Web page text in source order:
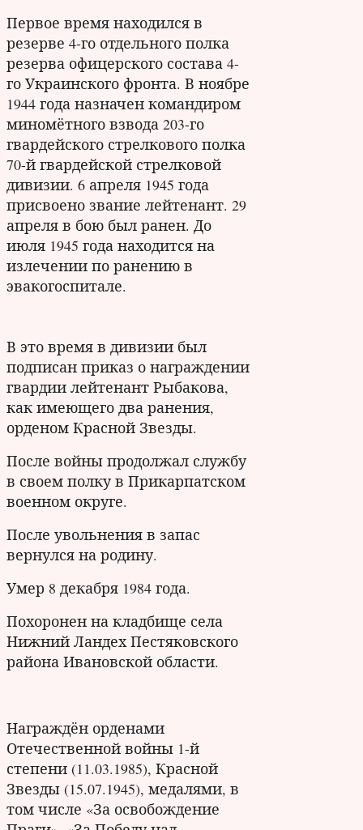
Первое время находился в
резерве 4-го отдельного полка
резерва офицерского состава 4-
го Украинского фронта. В ноябре
1944 года назначен командиром
миномётного взвода 203-го
гвардейского стрелкового полка
70-й гвардейской стрелковой
дивизии. 6 апреля 1945 года
присвоено звание лейтенант. 29
апреля в бою был ранен. До
июля 1945 года находится на
излечении по ранению в
эвакогоспитале.
В это время в дивизии был
подписан приказ о награждении
гвардии лейтенант Рыбакова,
как имеющего два ранения,
орденом Красной Звезды.
После войны продолжал службу
в своем полку в Прикарпатском
военном округе.
После увольнения в запас
вернулся на родину.
Умер 8 декабря 1984 года.
Похоронен на кладбище села
Нижний Ландех Пестяковского
района Ивановской области.
Награждён орденами
Отечественной войны 1-й
степени (11.03.1985), Красной
Звезды (15.07.1945), медалями, в
том числе «За освобождение